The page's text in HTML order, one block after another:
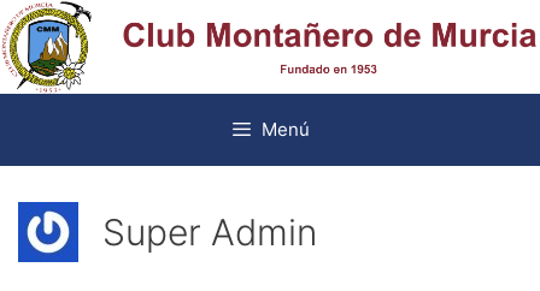
Saltar
al
contenido
Menú
Super Admin